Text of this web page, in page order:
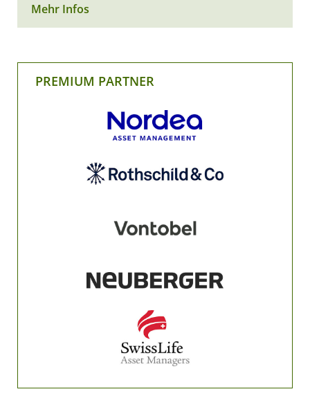
Mehr Infos
PREMIUM PARTNER